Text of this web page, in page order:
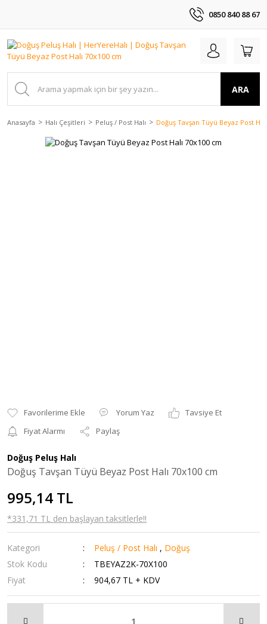
0850 840 88 67
ARA
Anasayfa Halı Çeşitleri Peluş / Post Halı Doğuş Tavşan Tüyü Beyaz Post
Yorum Yaz
Tavsiye Et
Fiyat Alarmı
Paylaş
Doğuş Peluş Halı
Doğuş Tavşan Tüyü Beyaz Post Halı 70x100 cm
995,14 TL
*331,71 TL den başlayan taksitlerle!!
Kategori Peluş / Post Halı , Doğuş
Stok Kodu
TBEYAZ2K-70X100
Fiyat
904,67 TL + KDV